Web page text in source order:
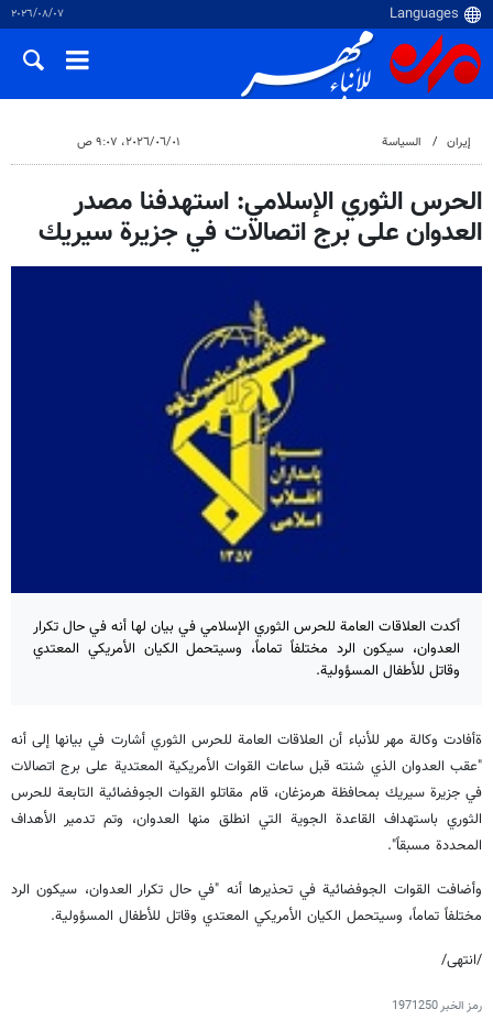
٠٧‏/٠٨‏/٢٠٢٦
إيران السياسة ٠١‏/٠٦‏/٢٠٢٦، ٩:٠٧ ص
الحرس الثوري الإسلامي: استهدفنا مصدر
العدوان على برج اتصالات في جزيرة سيريك
أكدت العلاقات العامة للحرس الثوري الإسلامي في بيان لها أنه في حال تكرار
العدوان، سيكون الرد مختلفاً تماماً، وسيتحمل الكيان الأمريكي المعتدي
وقاتل للأطفال المسؤولية.
ةأفادت وكالة مهر للأنباء أن العلاقات العامة للحرس الثوري أشارت في بيانها إلى أنه
"عقب العدوان الذي شنته قبل ساعات القوات الأمريكية المعتدية على برج اتصالات
في جزيرة سيريك بمحافظة هرمزغان، قام مقاتلو القوات الجوفضائية التابعة للحرس
الثوري باستهداف القاعدة الجوية التي انطلق منها العدوان، وتم تدمير الأهداف
المحددة مسبقاً".
وأضافت القوات الجوفضائية في تحذيرها أنه "في حال تكرار العدوان، سيكون الرد
مختلفاً تماماً، وسيتحمل الكيان الأمريكي المعتدي وقاتل للأطفال المسؤولية.
/انتهى/
رمز الخبر1971250